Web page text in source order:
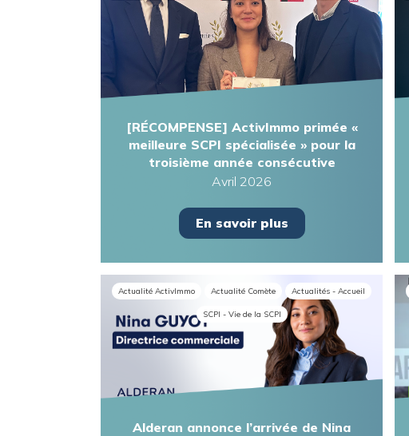
[RÉCOMPENSE] ActivImmo primée «
meilleure SCPI spécialisée » pour la
troisième année consécutive
Avril 2026
En savoir plus
Actualité ActivImmo Actualité Comète Actualités - Accueil
SCPI - Vie de la SCPI
Alderan annonce l’arrivée de Nina